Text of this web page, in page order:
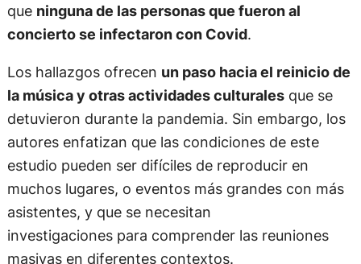
que ninguna de las personas que fueron al
concierto se infectaron con Covid.
Los hallazgos ofrecen un paso hacia el reinicio de
la música y otras actividades culturalesque se
detuvieron durante la pandemia. Sin embargo, los
autores enfatizan que las condiciones de este
estudio pueden ser difíciles de reproducir en
muchos lugares, o eventos más grandes con más
asistentes, y que se necesitan
investigaciones para comprender las reuniones
masivas en diferentes contextos.